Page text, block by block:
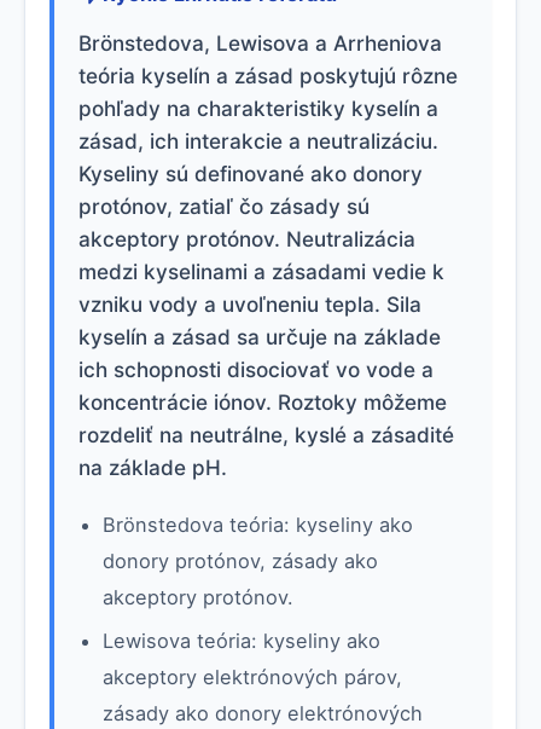
Brönstedova, Lewisova a Arrheniova
teória kyselín a zásad poskytujú rôzne
pohľady na charakteristiky kyselín a
zásad, ich interakcie a neutralizáciu.
Kyseliny sú definované ako donory
protónov, zatiaľ čo zásady sú
akceptory protónov. Neutralizácia
medzi kyselinami a zásadami vedie k
vzniku vody a uvoľneniu tepla. Sila
kyselín a zásad sa určuje na základe
ich schopnosti disociovať vo vode a
koncentrácie iónov. Roztoky môžeme
rozdeliť na neutrálne, kyslé a zásadité
na základe pH.
Brönstedova teória: kyseliny ako
donory protónov, zásady ako
akceptory protónov.
Lewisova teória: kyseliny ako
akceptory elektrónových párov,
zásady ako donory elektrónových